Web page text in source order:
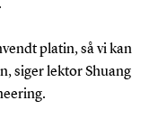
platin, så vi kan
siger lektor Shuang